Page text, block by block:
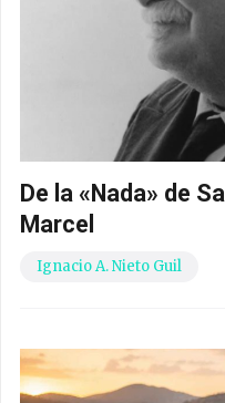
De la «Nada» de
Marcel
Ignacio A. Nieto Guil